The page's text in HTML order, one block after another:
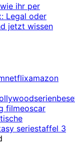
ihr per
Legal oder
jetzt wissen
netflixamazon
filmeoscar
seriestaffel 3